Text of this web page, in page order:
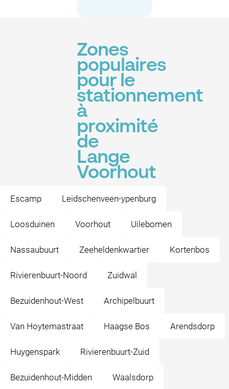
Zones
populaires
pour le
stationnement
à
proximité
de
Lange
Voorhout
Escamp Leidschenveen-ypenburg
Loosduinen Voorhout Uilebomen
Nassaubuurt Zeeheldenkwartier Kortenbos
Rivierenbuurt-Noord Zuidwal
Bezuidenhout-West Archipelbuurt
Van Hoytemastraat Haagse Bos Arendsdorp
Huygenspark Rivierenbuurt-Zuid
Bezuidenhout-Midden Waalsdorp